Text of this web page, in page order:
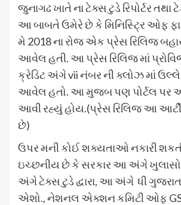
જુનાગઢ ખાતે ના ટેક્સ ટુડે રિપોર્ટર
આ બાબતે ઉમેરે છે કે મિનિસ્ટ્રિ ઓફ
મે 2018 ના રોજ એક પ્રેસ રિલિજ બહાર
આવેલ હતી. આ પ્રેસ રિલિજ માં
ક્રેડિટ અંગે vii નંબર ની ક્લોઝ માં
આવેલ હતો. આ મુજબ પણ પોર્ટલ પર
આવી રહ્યું હોય.(પ્રેસ રિલિજ આ
છે)
ઉપર મની કોઈ શક્યતાઓ નકારી
ઇચ્છનીય છે કે સરકાર આ અંગે
અંગે ટેક્સ ટુડે દ્વારા, આ અંગે ધી
એશો., નેશનલ એક્શન કમિટી ઓફ